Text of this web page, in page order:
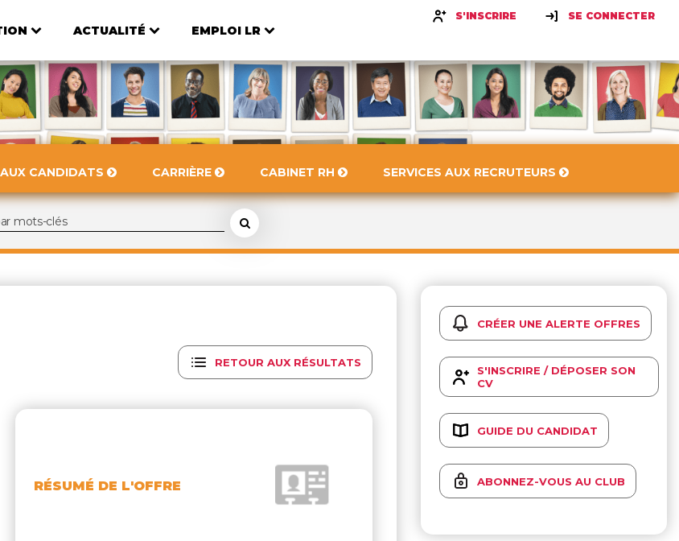
ACTUALITÉ EMPLOI LR
S'INSCRIRE SE CONNECTER
AUX CANDIDATS CARRIÈRE CABINET RH SERVICES AUX RECRUTEURS
RETOUR AUX RÉSULTATS
RÉSUMÉ DE L'OFFRE
CRÉER UNE ALERTE OFFRES
S'INSCRIRE / DÉPOSER SON
CV
GUIDE DU CANDIDAT
ABONNEZ-VOUS AU CLUB